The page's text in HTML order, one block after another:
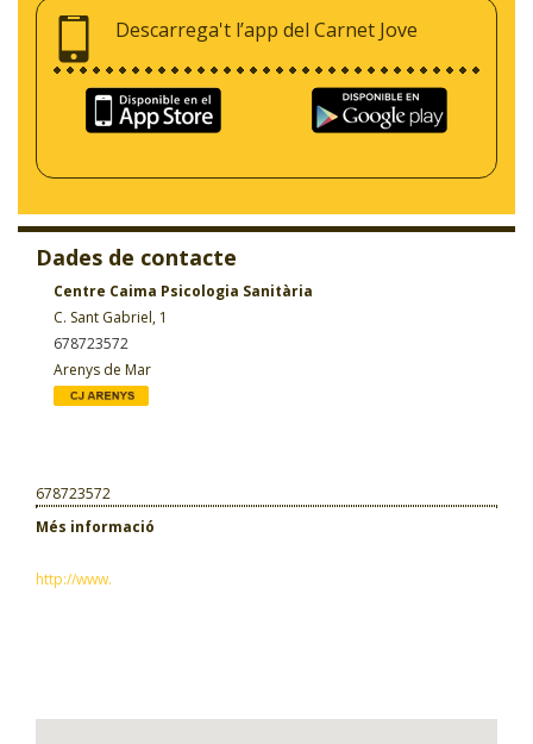
Descarrega't l’app del Carnet Jove
Dades de contacte
Centre Caima Psicologia Sanitària
C. Sant Gabriel, 1
678723572
Arenys de Mar
678723572
Més informació
http://www.